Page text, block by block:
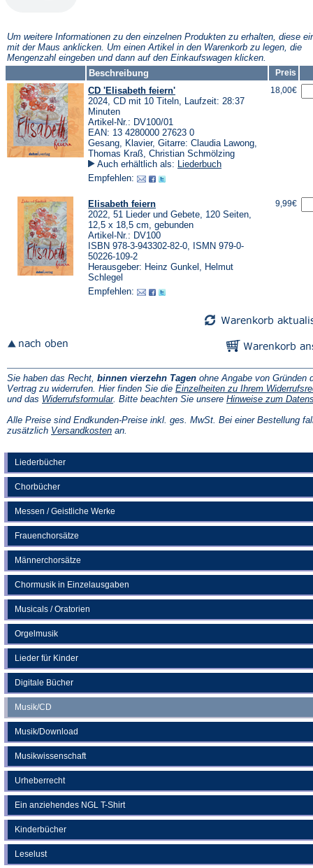
Liederbücher
Chorbücher
Messen / Geistliche Werke
Frauenchorsätze
Männerchorsätze
Chormusik in Einzelausgaben
Musicals / Oratorien
Orgelmusik
Lieder für Kinder
Digitale Bücher
Musik/CD
Musik/Download
Musikwissenschaft
Urheberrecht
Ein anziehendes NGL T-Shirt
Kinderbücher
Leselust
Um weitere Informationen zu den einzelnen Produkten zu erhalten, diese
mit der Maus anklicken. Um einen Artikel in den Warenkorb zu legen, die
Mengenzahl eingeben und dann auf den Einkaufswagen klicken.
Beschreibung
Preis
CD 'Elisabeth feiern'
2024, CD mit 10 Titeln, Laufzeit: 28:37
Minuten
Artikel-Nr.: DV100/01
EAN: 13 4280000 27623 0
Gesang, Klavier, Gitarre: Claudia Lawong,
Thomas Kraß, Christian Schmölzing
Auch erhältlich als: Liederbuch
Empfehlen:
18,00€
Elisabeth feiern
2022, 51 Lieder und Gebete, 120 Seiten,
12,5 x 18,5 cm, gebunden
Artikel-Nr.: DV100
ISBN 978-3-943302-82-0, ISMN 979-0-
50226-109-2
Herausgeber: Heinz Gunkel, Helmut
Schlegel
Empfehlen:
9,99€
Sie haben das Recht, binnen vierzehn Tagen ohne Angabe von Gründen
Vertrag zu widerrufen. Hier finden Sie die Einzelheiten zu Ihrem
und das Widerrufsformular(Öffnet
einem
neuen
. Bitte beachten Sie unsere Hinweise zum
Alle Preise sind Endkunden-Preise inkl. ges. MwSt. Bei einer Bestellung
zusätzlich Versandkosten(Öffnet
an.